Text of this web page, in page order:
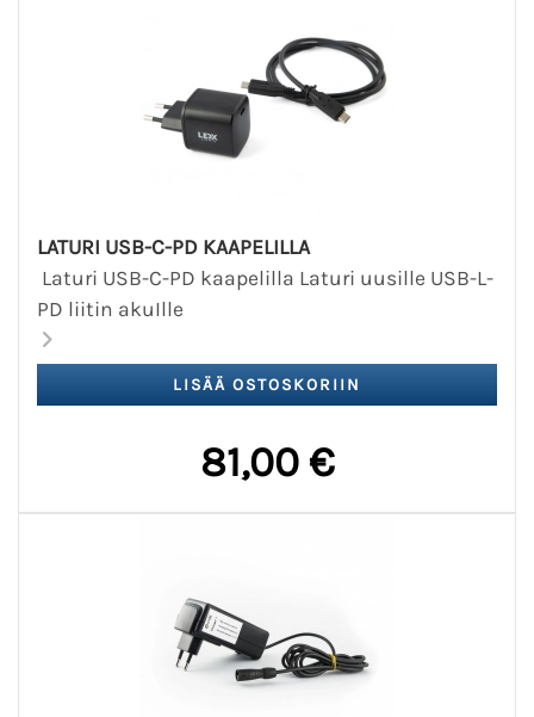
LATURI USB-C-PD KAAPELILLA
Laturi USB-C-PD kaapelilla Laturi uusille USB-L-
PD liitin akuIlle
81,00 €